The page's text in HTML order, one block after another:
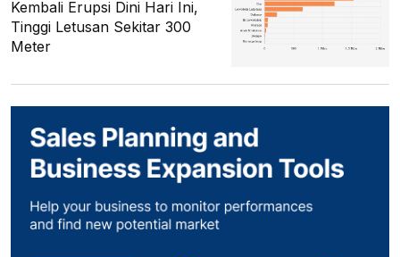
Kembali Erupsi Dini Hari Ini,
Tinggi Letusan Sekitar 300
Meter